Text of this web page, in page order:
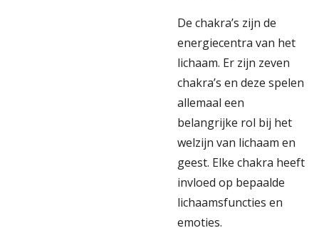
De chakra’s zijn de
energiecentra van het
lichaam. Er zijn zeven
chakra’s en deze spelen
allemaal een
belangrijke rol bij het
welzijn van lichaam en
geest. Elke chakra heeft
invloed op bepaalde
lichaamsfuncties en
emoties.